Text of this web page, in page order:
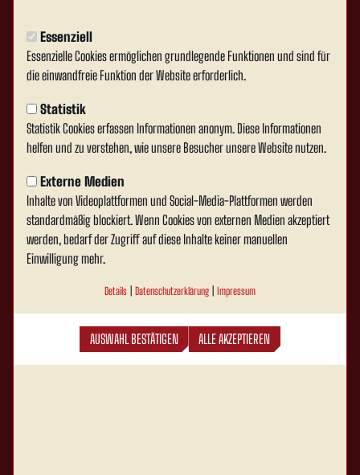
Essenziell
Essenzielle Cookies ermöglichen grundlegende Funktionen und sind für
die einwandfreie Funktion der Website erforderlich.
Statistik
Statistik Cookies erfassen Informationen anonym. Diese Informationen
helfen und zu verstehen, wie unsere Besucher unsere Website nutzen.
Externe Medien
Inhalte von Videoplattformen und Social-Media-Plattformen werden
standardmäßig blockiert. Wenn Cookies von externen Medien akzeptiert
werden, bedarf der Zugriff auf diese Inhalte keiner manuellen
Einwilligung mehr.
Details Datenschutzerklärung Impressum
AUSWAHL BESTÄTIGEN ALLE AKZEPTIEREN